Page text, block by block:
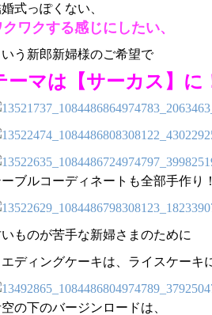
式っぽくない、
ワクする感じにしたい、
う新郎新婦様のご希望で
ーマは【サーカス】に
ブルコーディネートも全部手作り！
ものが苦手な新婦さまのために
ディングケーキは、ライスケーキ
の下のバージンロードは、